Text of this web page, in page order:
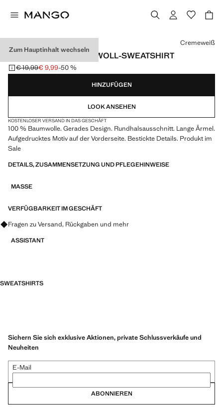
Zum Hauptinhalt wechseln
GEMUSTERTES BAUMWOLL-SWEATSHIRT
Ausgangspreis durchgestrichen [€ 19,99 ]
€ 19,99
Aktueller Preis [€ 9,99 ]
€ 9,99-50 %
Wählen Sie eine Farbe
Cremeweiß
HINZUFÜGEN
LOOK ANSEHEN
KOSTENLOSER VERSAND IN DAS GESCHÄFT
100 % Baumwolle. Gerades Design. Rundhalsausschnitt. Lange Ärmel.
Aufgedrucktes Motiv auf der Vorderseite. Bestickte Details. Produkt im
Sale
DETAILS, ZUSAMMENSETZUNG UND PFLEGEHINWEISE
MASSE
VERFÜGBARKEIT IM GESCHÄFT
Fragen zu Versand, Rückgaben und mehr
ASSISTANT
SWEATSHIRTS
Sichern Sie sich exklusive Aktionen, private Schlussverkäufe und
Neuheiten
E-Mail
ABONNIEREN